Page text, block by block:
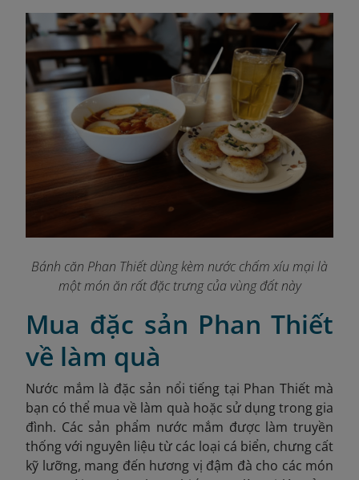
Bánh căn Phan Thiết dùng kèm nước chấm xíu mại là
một món ăn rất đặc trưng của vùng đất này
Mua đặc sản Phan Thiết
về làm quà
Nước mắm là đặc sản nổi tiếng tại Phan Thiết mà
bạn có thể mua về làm quà hoặc sử dụng trong gia
đình. Các sản phẩm nước mắm được làm truyền
thống với nguyên liệu từ các loại cá biển, chưng cất
kỹ lưỡng, mang đến hương vị đậm đà cho các món